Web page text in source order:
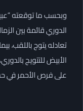
وبحسب ما توقعته
الدوري قائمة بين
تعادله يتوج باللقب،
الأبيض للتتويج
على فرص الأحمر في